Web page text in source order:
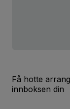
Få hotte
innboksen din